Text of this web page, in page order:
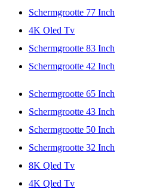
Schermgrootte 77 Inch
4K Oled Tv
Schermgrootte 83 Inch
Schermgrootte 42 Inch
Schermgrootte 65 Inch
Schermgrootte 43 Inch
Schermgrootte 50 Inch
Schermgrootte 32 Inch
8K Qled Tv
4K Qled Tv